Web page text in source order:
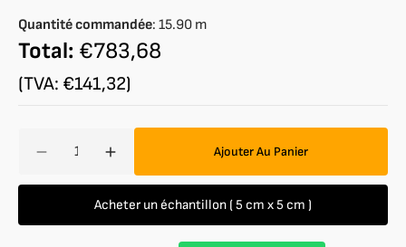
indisponible
Quantité commandée: 15.90 m
Total: €783,68
(TVA: €141,32)
Réduire
quantité
Augmenter
quantité
Ajouter Au Panier
Acheter un échantillon ( 5 cm x 5 cm )